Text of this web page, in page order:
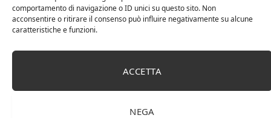
comportamento di navigazione o ID unici su questo sito. Non
acconsentire o ritirare il consenso può influire negativamente su alcune
caratteristiche e funzioni.
ACCETTA
NEGA
Amazon Basics Martin – Libreria, 35 x 114 x 78 cm